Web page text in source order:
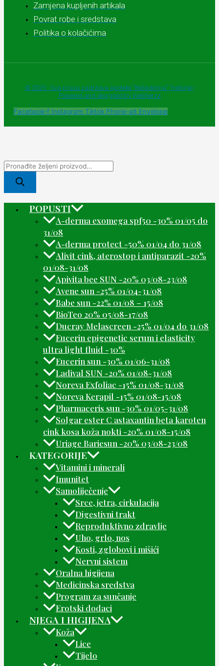
Zamjena kupljenih artikala
Povrat robe i sredstava
Politika o kolačićima
© 2025 - Sva prava zadržava Apoteke "Belladonna" Trebinje |
Powered and designed by Webherzz
Facebook-f Instagram Tiktok Phone-alt Envelope
POPUSTI
A-derma exomega spf50 -30% 01/05 do
31/08
A-derma protect -50% 01/04 do 31/08
Alivit cink, aterostop i antiparazit -20%
01/08-31/08
Apivita bee SUN -20% 03/08-23/08
Avene sun -25% 01/04-31/08
Babe sun -22% 01/08 – 15/08
BioTeo 20% 05/08-17/08
Ducray Melascreen -25% 01/04 do 31/08
Eucerin epigenetic serum i elasticity
ultra light fluid -30%
Eucerin sun -30% 01/06-31/08
Ladival SUN -20% 01/08-31/08
Noreva Exfoliac -15% 01/08-31/08
Noreva Kerapil -15% 01/08-15/08
Pharmaceris sun -30% 01/05-31/08
Solgar ester C astaxantin beta karoten
cink kosa koža nokti -20% 01/08-15/08
Uriage Bariesun -20% 03/08-23/08
KATEGORIJE
Vitamini i minerali
Imunitet
Samoliječenje
Srce, jetra, cirkulacija
Digestivni trakt
Reproduktivno zdravlje
Uho, grlo, nos
Kosti, zglobovi i mišići
Nervni sistem
Oralna higijena
Medicinska sredstva
Program za sunčanje
Erotski dodaci
NJEGA I HIGIJENA
Koža
Lice
Tijelo